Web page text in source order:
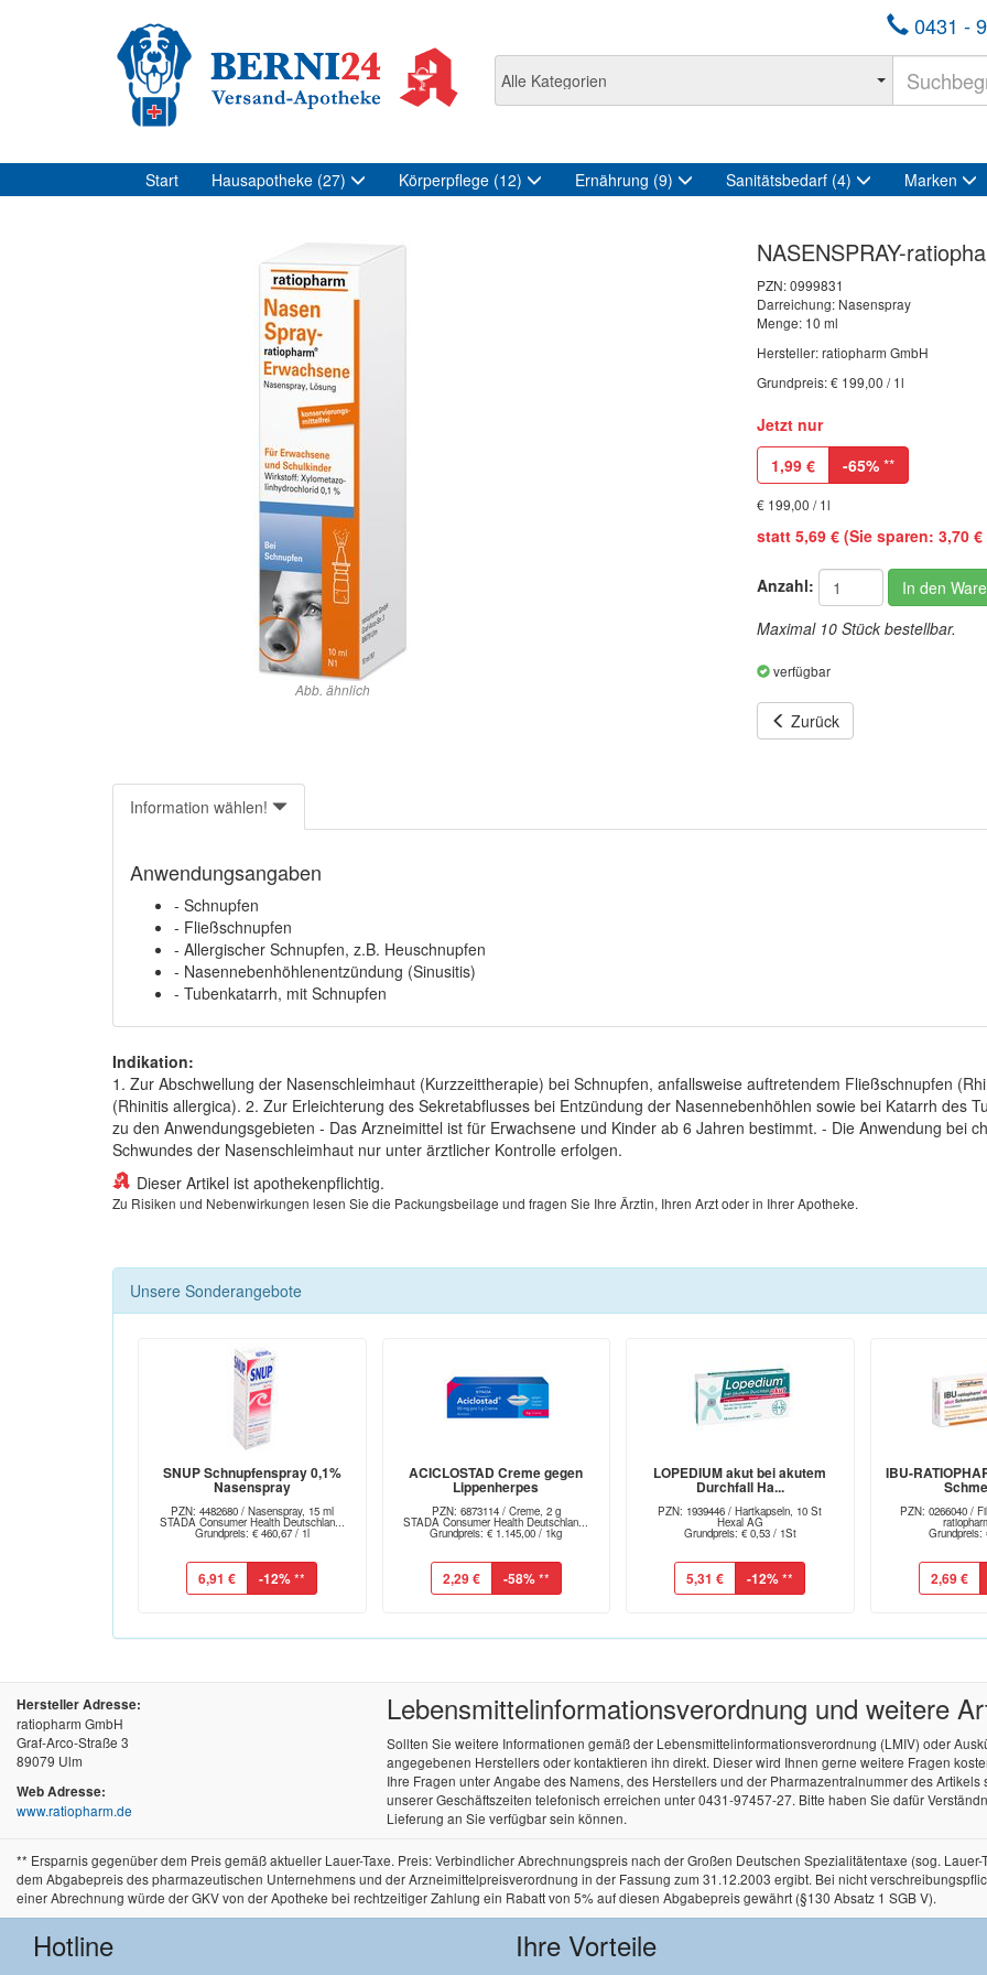
0431 -
Start Hausapotheke (27) Körperpflege (12) Ernährung (9) Sanitätsbedarf (4) Marken
Abb. ähnlich
NASENSPRAY-
PZN:0999831
Darreichung: Nasenspray
Menge: 10 ml
Hersteller: ratiopharm GmbH
Grundpreis: € 199,00 / 1l
Jetzt nur
1,99 € -65% **
€ 199,00 / 1l
statt 5,69 € (Sie sparen: 3,70 €
Anzahl:
In den
Maximal 10 Stück bestellbar.
verfügbar
Zurück
Information wählen!
Anwendungsangaben
- Schnupfen
- Fließschnupfen
- Allergischer Schnupfen, z.B. Heuschnupfen
- Nasennebenhöhlenentzündung (Sinusitis)
- Tubenkatarrh, mit Schnupfen
Indikation:
1. Zur Abschwellung der Nasenschleimhaut (Kurzzeittherapie) bei Schnupfen, anfallsweise auftretendem Fließschnupfen
(Rhinitis allergica). 2. Zur Erleichterung des Sekretabflusses bei Entzündung der Nasennebenhöhlen sowie bei Katarrh des
zu den Anwendungsgebieten - Das Arzneimittel ist für Erwachsene und Kinder ab 6 Jahren bestimmt. - Die Anwendung bei
Schwundes der Nasenschleimhaut nur unter ärztlicher Kontrolle erfolgen.
Dieser Artikel ist apothekenpflichtig.
Zu Risiken und Nebenwirkungen lesen Sie die Packungsbeilage und fragen Sie Ihre Ärztin, Ihren Arzt oder in Ihrer Apotheke.
Unsere Sonderangebote
SNUP Schnupfenspray 0,1%
Nasenspray
PZN: 4482680 / Nasenspray, 15 ml
STADA Consumer Health Deutschlan...
Grundpreis: € 460,67 / 1l
6,91 € -12%**
ACICLOSTAD Creme gegen
Lippenherpes
PZN: 6873114 / Creme, 2 g
STADA Consumer Health Deutschlan...
Grundpreis: € 1.145,00 / 1kg
2,29 € -58%**
LOPEDIUM akut bei akutem
Durchfall Ha...
PZN: 1939446 / Hartkapseln, 10 St
Hexal AG
Grundpreis: € 0,53 / 1St
5,31 € -12%**
IBU-
PZN: 0266040 /
2,69 €
Hersteller Adresse:
ratiopharm GmbH
Graf-Arco-Straße 3
89079 Ulm
Web Adresse:
www.ratiopharm.de
Lebensmittel­informations­verordnung und weitere
Sollten Sie weitere Informationen gemäß der Lebensmittel­informations­verordnung (LMIV) oder
angegebenen Herstellers oder kontaktieren ihn direkt. Dieser wird Ihnen gerne weitere Fragen
Ihre Fragen unter Angabe des Namens, des Herstellers und der Pharmazentralnummer des
unserer Geschäftszeiten telefonisch erreichen unter 0431-97457-27. Bitte haben Sie dafür
Lieferung an Sie verfügbar sein können.
** Ersparnis gegenüber dem Preis gemäß aktueller Lauer-Taxe. Preis: Verbindlicher Abrechnungspreis nach der Großen Deutschen Spezialitätentaxe (sog.
dem Abgabepreis des pharmazeutischen Unternehmens und der Arzneimittelpreisverordnung in der Fassung zum 31.12.2003 ergibt. Bei nicht
einer Abrechnung würde der GKV von der Apotheke bei rechtzeitiger Zahlung ein Rabatt von 5% auf diesen Abgabepreis gewährt (§130 Absatz 1 SGB V).
Hotline Ihre Vorteile